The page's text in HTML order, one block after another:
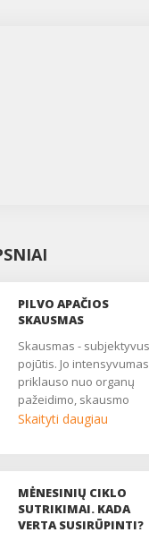
PILVO APAČIOS
SKAUSMAS
Skausmas - subjektyvus
pojūtis. Jo intensyvumas
priklauso nuo organų
pažeidimo, skausmo
slenksčio, centrinės
skausmą, kuris trukdo
gyventi, pailsėti, užmigti.
yra pagrindinis daugelio
Skaityti daugiau
MĖNESINIŲ CIKLO
SUTRIKIMAI. KADA
VERTA SUSIRŪPINTI?